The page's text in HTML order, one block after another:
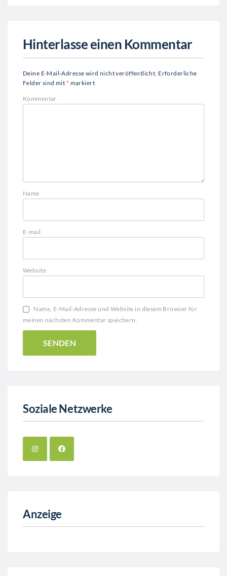
Hinterlasse einen Kommentar
Deine E-Mail-Adresse wird nicht veröffentlicht. Erforderliche
Felder sind mit * markiert
Kommentar
Name
E-mail
Website
Name, E-Mail-Adresse und Website in diesem Browser für
meinen nächsten Kommentar speichern.
Soziale Netzwerke
Anzeige